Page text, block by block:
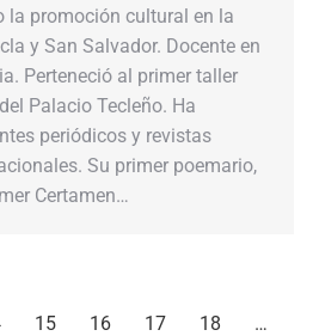
la promoción cultural en la
y San Salvador. Docente en
Perteneció al primer taller
Palacio Tecleño. Ha
periódicos y revistas
Su primer poemario,
Certamen…
15 16 17 18
…